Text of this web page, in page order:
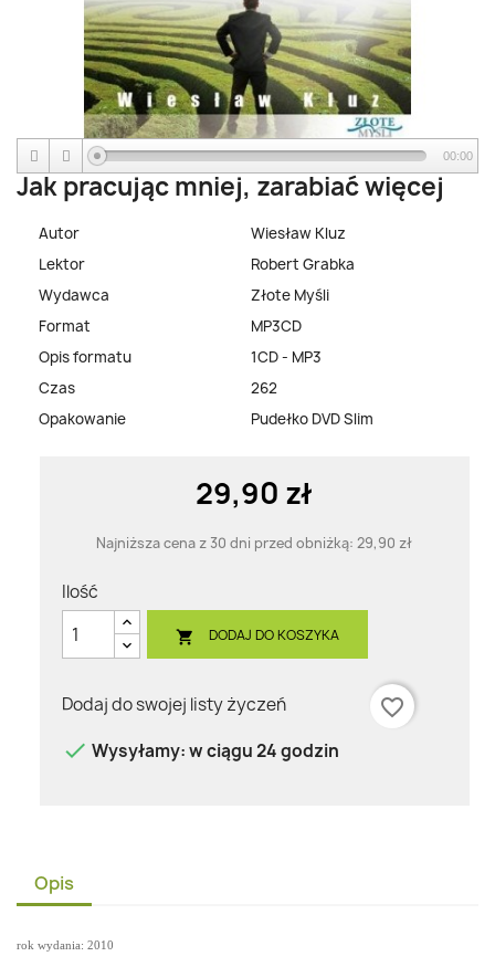
00:00
Jak pracując mniej, zarabiać więcej
Autor
Wiesław Kluz
Lektor
Robert Grabka
Wydawca
Złote Myśli
Format
MP3CD
Opis formatu
1CD - MP3
Czas
262
Opakowanie
Pudełko DVD Slim
29,90 zł
Najniższa cena z 30 dni przed obniżką:29,90 zł
Ilość
 DODAJ DO KOSZYKA
Dodaj do swojej listy życzeń
favorite_border
 Wysyłamy: w ciągu 24 godzin
Opis
rok wydania: 2010